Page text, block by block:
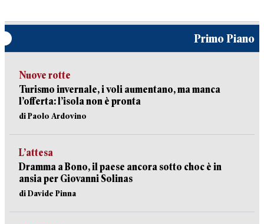
Primo Piano
Nuove rotte
Turismo invernale, i voli aumentano, ma manca
l’offerta: l’isola non è pronta
di Paolo Ardovino
L’attesa
Dramma a Bono, il paese ancora sotto choc è in
ansia per Giovanni Solinas
di Davide Pinna